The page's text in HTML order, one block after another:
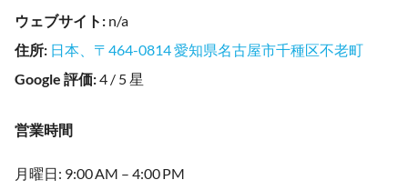
ウェブサイト : n/a
住所: 日本、〒464-0814 愛知県名古屋市千種区不老町
Google 評価:4 / 5 星
営業時間
月曜日: 9:00 AM – 4:00 PM